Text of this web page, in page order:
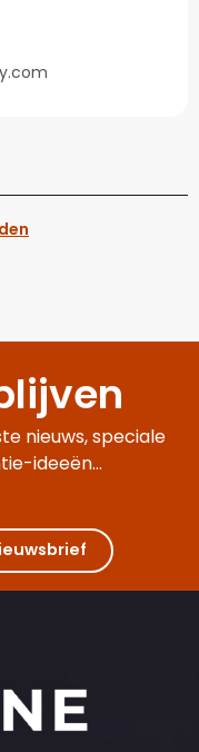
nieuws, speciale
ideeën...